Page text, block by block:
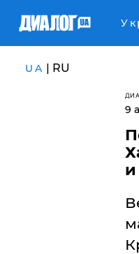
UA | RU
9